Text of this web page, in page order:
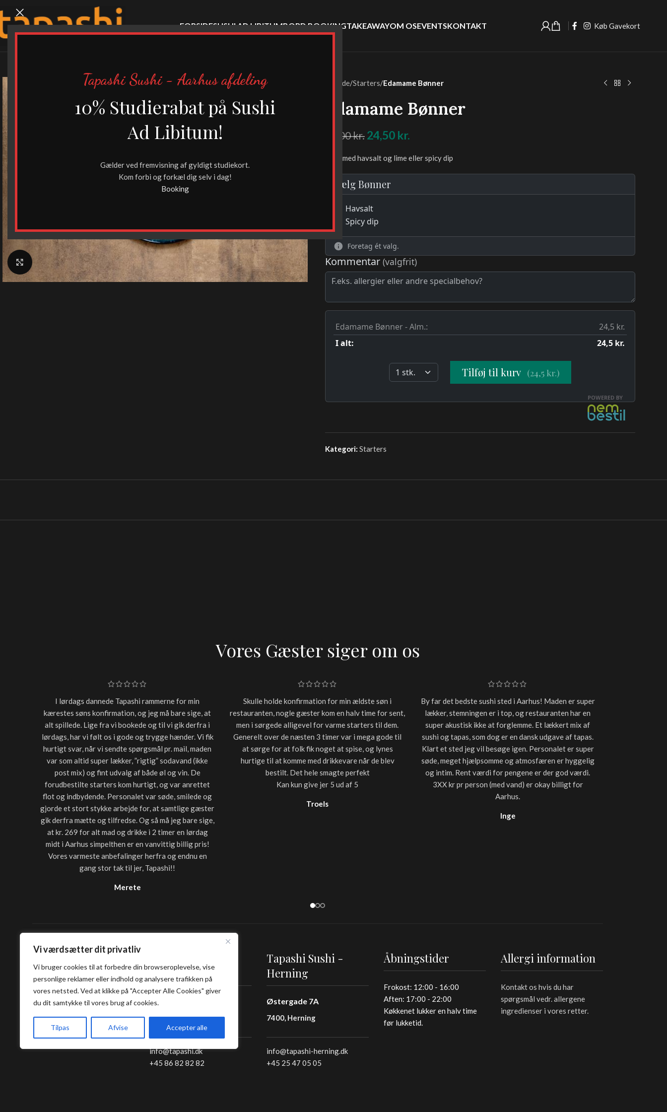
Tapashi Sushi - Aarhus afdeling
10% Studierabat på Sushi
Ad Libitum!
Gælder ved fremvisning af gyldigt studiekort.
Kom forbi og forkæl dig selv i dag!
Booking
Vi værdsætter dit privatliv
Vi bruger cookies til at forbedre din browseroplevelse, vise
personlige reklamer eller indhold og analysere trafikken på
vores netsted. Ved at klikke på "Accepter Alle Cookies" giver
du dit samtykke til vores brug af cookies.
Tilpas Afvise Accepter alle
FORSIDESUSHI AD LIBITUMBORD BOOKINGTAKEAWAYOM OSEVENTSKONTAKT Køb Gavekort
Klik for at forstørre
Forside/Starters/Edamame Bønner
Edamame Bønner
35,00kr. 24,50 kr.
Lune med havsalt og lime eller spicy dip
Kategori: Starters
Vores Gæster siger om os
I lørdags dannede Tapashi rammerne for min
kærestes søns konfirmation, og jeg må bare sige, at
alt spillede. Lige fra vi bookede og til vi gik derfra i
lørdags, har vi følt os i gode og trygge hænder. Vi fik
hurtigt svar, når vi sendte spørgsmål pr. mail, maden
var som altid super lækker, ”rigtig” sodavand (ikke
post mix) og fint udvalg af både øl og vin. De
forudbestilte starters kom hurtigt, og var anrettet
flot og indbydende. Personalet var søde, smilede og
gjorde et stort stykke arbejde for, at samtlige gæster
gik derfra mætte og tilfredse. Og så må jeg bare sige,
at kr. 269 for alt mad og drikke i 2 timer en lørdag
midt i Aarhus simpelthen er en vanvittig billig pris!
Vores varmeste anbefalinger herfra og endnu en
gang stor tak til jer, Tapashi!!
Merete
Skulle holde konfirmation for min ældste søn i
restauranten, nogle gæster kom en halv time for sent,
men i sørgede alligevel for varme starters til dem.
Generelt over de næsten 3 timer var i mega gode til
at sørge for at folk fik noget at spise, og lynes
hurtige til at komme med drikkevare når de blev
bestilt. Det hele smagte perfekt
Kan kun give jer 5 ud af 5
Troels
By far det bedste sushi sted i Aarhus! Maden er super
lækker, stemningen er i top, og restauranten har en
super akustisk ikke at forglemme. Et lækkert mix af
sushi og tapas, som dog er en dansk udgave af tapas.
Klart et sted jeg vil besøge igen. Personalet er super
søde, meget hjælpsomme og atmosfæren er hyggelig
og intim. Rent værdi for pengene er der god værdi.
3XX kr pr person (med vand) er okay billigt for
Aarhus.
Inge
Aarhus
Klostergade 52
8000 Aarhus C
info@tapashi.dk
+45 86 82 82 82
Tapashi Sushi -
Herning
Østergade 7A
7400, Herning
info@tapashi-herning.dk
+45 25 47 05 05
Åbningstider
Frokost: 12:00 - 16:00
Aften: 17:00 - 22:00
Køkkenet lukker en halv time
før lukketid.
Allergi information
Kontakt os hvis du har
spørgsmål vedr. allergene
ingredienser i vores retter.